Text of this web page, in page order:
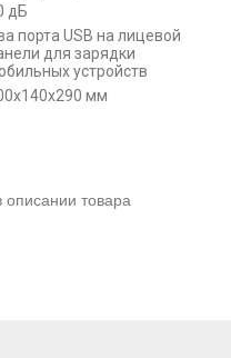
дБ
порта USB на лицевой
для зарядки
устройств
мм
товара